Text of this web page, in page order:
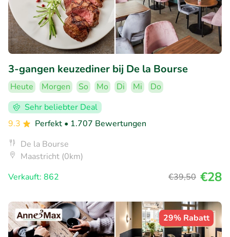
3-gangen keuzediner bij De la Bourse
Heute Morgen So Mo Di Mi
Do
Sehr beliebter Deal
9.3
Perfekt • 1.707 Bewertungen
De la Bourse
Maastricht (0km)
Verkauft: 862
€39,50 €28
29% Rabatt